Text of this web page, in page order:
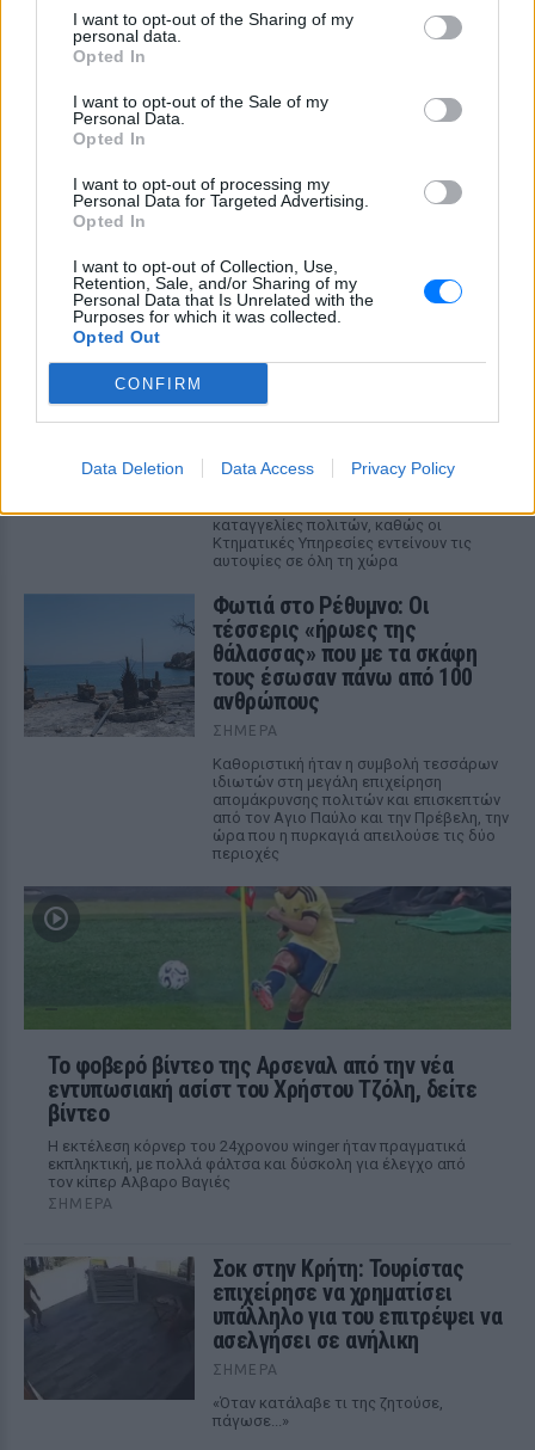
I want to opt-out of the Sharing of my
personal data.
Opted In
I want to opt-out of the Sale of my
Personal Data.
Opted In
I want to opt-out of processing my
Personal Data for Targeted Advertising.
Opted In
I want to opt-out of Collection, Use,
Retention, Sale, and/or Sharing of my
Personal Data that Is Unrelated with the
Purposes for which it was collected.
Opted Out
CONFIRM
Data Deletion Data Access Privacy Policy
ΔΕΙΤΕ ΕΠΙΣΗΣ
ΣΤΗΝ ΙΔΙΑ ΚΑΤΗΓΟΡΙΑ
με δελτίο εν μέσω
παρατεταμένης ξηρασίας
Πώς διαχειρίζεται το Πουέρτο Ρίκο την
κρίση νερού και πώς επηρεάζεται η
καθημερινή ζωή των κατοίκων
Σαρωτικοί έλεγχοι στις
περιοχές είχαν τις
περισσότερες παραβάσεις
καταγγελίες πολιτών, καθώς οι
Κτηματικές Υπηρεσίες εντείνουν τις
αυτοψίες σε όλη τη χώρα
Φωτιά στο Ρέθυμνο: Οι
τέσσερις «ήρωες της
θάλασσας» που με τα σκάφη
τους έσωσαν πάνω από 100
ανθρώπους
ΣΉΜΕΡΑ
Καθοριστική ήταν η συμβολή τεσσάρων
ιδιωτών στη μεγάλη επιχείρηση
απομάκρυνσης πολιτών και επισκεπτών
από τον Αγιο Παύλο και την Πρέβελη, την
ώρα που η πυρκαγιά απειλούσε τις δύο
περιοχές
Το φοβερό βίντεο της Αρσεναλ από την νέα
εντυπωσιακή ασίστ του Χρήστου Τζόλη, δείτε
βίντεο
Η εκτέλεση κόρνερ του 24χρονου winger ήταν πραγματικά
εκπληκτική, με πολλά φάλτσα και δύσκολη για έλεγχο από
τον κίπερ Αλβαρο Βαγιές
ΣΉΜΕΡΑ
Σοκ στην Κρήτη: Τουρίστας
επιχείρησε να χρηματίσει
υπάλληλο για του επιτρέψει να
ασελγήσει σε ανήλικη
ΣΉΜΕΡΑ
«Όταν κατάλαβε τι της ζητούσε,
πάγωσε...»